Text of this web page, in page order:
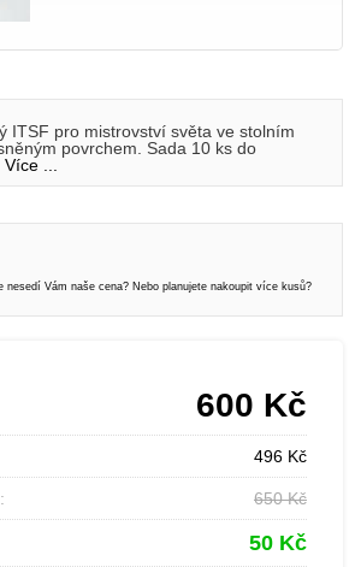
ITSF pro mistrovství světa ve stolním
povrchem. Sada 10 ks do
Více ...
nesedí Vám naše cena? Nebo planujete nakoupit více kusů?
600 Kč
496 Kč
650Kč
50 Kč